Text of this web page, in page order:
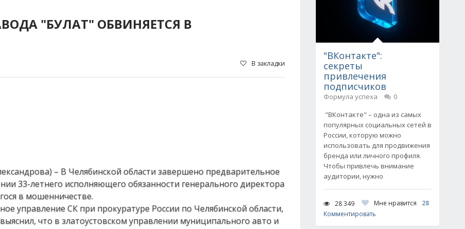
"БУЛАТ" ОБВИНЯЕТСЯ В
В закладки
– В Челябинской области завершено предварительное
33-летнего исполняющего обязанности генерального директора
в мошенничестве.
управление СК при прокуратуре России по Челябинской области,
что в златоустовском управлении муниципального авто и
"ВКонтакте":
секреты
привлечения
подписчиков
Формула успеха
0
"ВКонтакте" – одна из самых
популярных социальных сетей в
России, которую можно
использовать для продвижения
бренда или личного профиля.
Чтобы привлечь внимание
аудитории, нужно
28 349 Мне нравится
28
Комментировать